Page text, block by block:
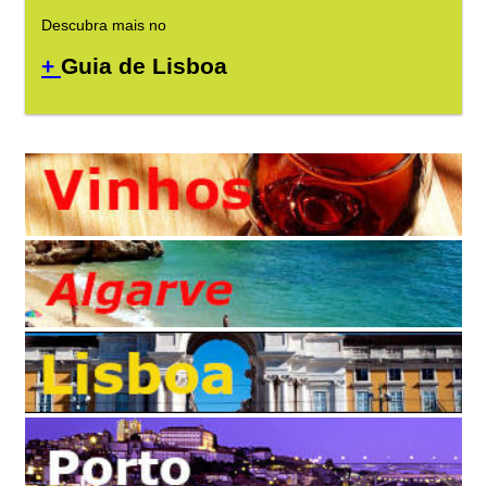
Descubra mais no
+ Guia de Lisboa